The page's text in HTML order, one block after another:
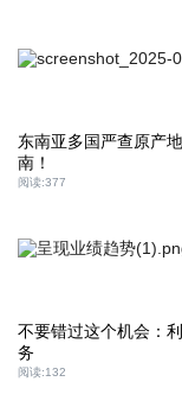
东南亚多国严查原产
南！
阅读:377
不要错过这个机会：
务
阅读:132